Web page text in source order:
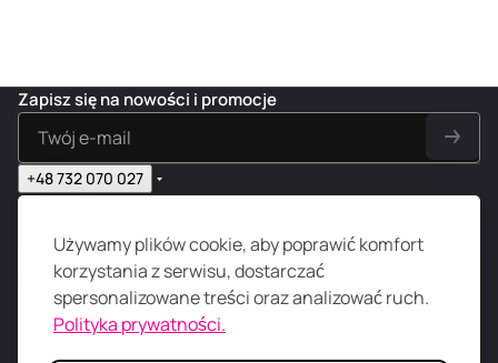
Używamy plików cookie, aby poprawić komfort
korzystania z serwisu, dostarczać
spersonalizowane treści oraz analizować ruch.
Polityka prywatności.
Zapisz się na nowości i promocje
+48 732 070 027
sklep@s69.pl
Zarządzanie
Edukacja 18+